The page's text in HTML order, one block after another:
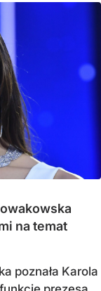
na temat
poznała Karola